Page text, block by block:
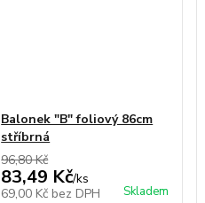
Balonek "B" foliový 86cm
stříbrná
96,80 Kč
83,49 Kč/ks
69,00 Kč bez DPH Skladem